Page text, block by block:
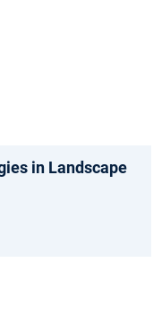
in Landscape